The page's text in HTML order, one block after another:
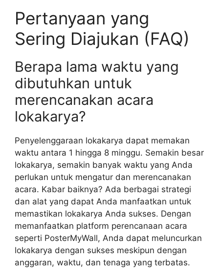
Pertanyaan yang
Sering Diajukan (FAQ)
Berapa lama waktu yang
dibutuhkan untuk
merencanakan acara
lokakarya?
Penyelenggaraan lokakarya dapat memakan
waktu antara 1 hingga 8 minggu. Semakin besar
lokakarya, semakin banyak waktu yang Anda
perlukan untuk mengatur dan merencanakan
acara. Kabar baiknya? Ada berbagai strategi
dan alat yang dapat Anda manfaatkan untuk
memastikan lokakarya Anda sukses. Dengan
memanfaatkan platform perencanaan acara
seperti PosterMyWall, Anda dapat meluncurkan
lokakarya dengan sukses meskipun dengan
anggaran, waktu, dan tenaga yang terbatas.